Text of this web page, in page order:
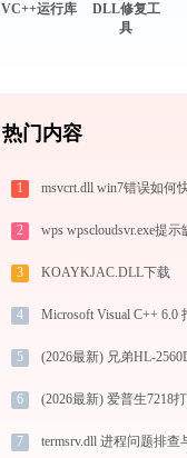
VC++运行库
DLL修复工
具
热门内容
1 msvcrt.dll win7错误如何
2
3 KOAYKJAC.DLL下载
4
5
6
7 termsrv.dll 进程问题排